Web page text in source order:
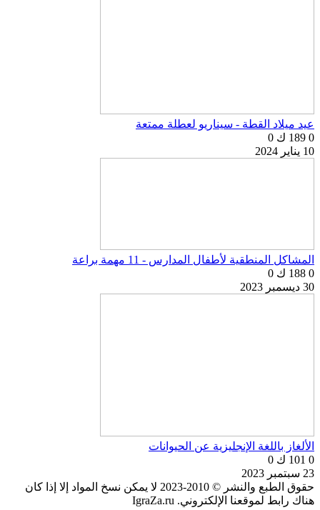
عيد ميلاد القطة - سيناريو لعطلة ممتعة
0 189 ك
0
10 يناير 2024
المشاكل المنطقية لأطفال المدارس - 11 مهمة براعة
0 188 ك
0
30 ديسمبر 2023
الألغاز باللغة الإنجليزية عن الحيوانات
0 101 ك
0
23 سبتمبر 2023
حقوق الطبع والنشر © 2010-2023 لا يمكن نسخ المواد إلا إذا كان
هناك رابط لموقعنا الإلكتروني. IgraZa.ru